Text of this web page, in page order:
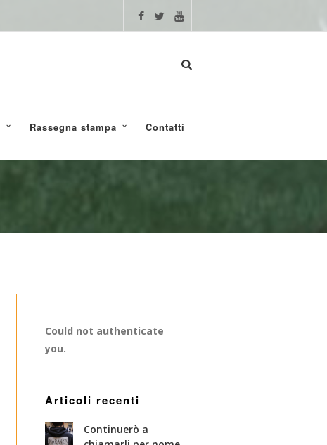
Rassegna stampa Contatti
Could not authenticate
you.
Articoli recenti
Continuerò a